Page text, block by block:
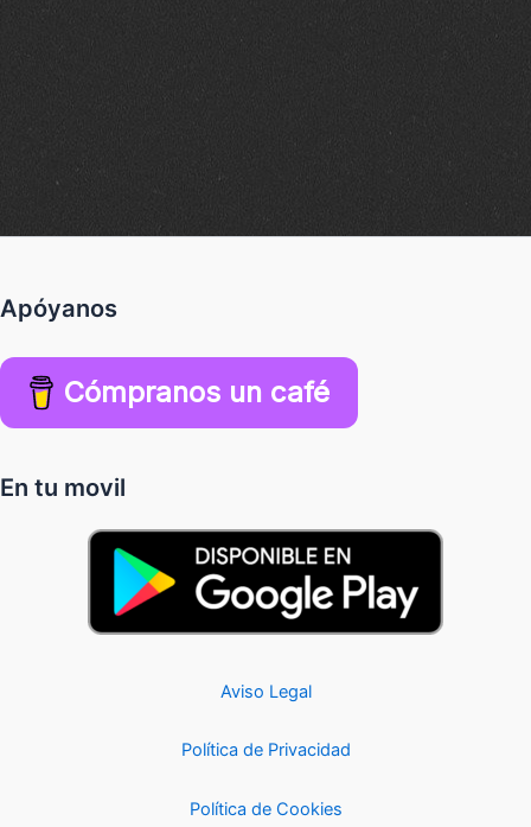
Apóyanos
Cómpranos un café
En tu movil
Aviso Legal
Política de Privacidad
Política de Cookies